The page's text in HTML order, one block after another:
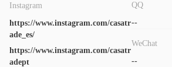
Mastercard、Skrill、TED、VISA、
Instagram
https://www.instagram.com/casatr
ade_es/
https://www.instagram.com/casatr
adept
QQ
--
WeChat
--